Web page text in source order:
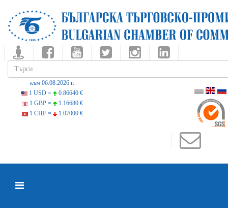
към 06.08.2026 г.
1 USD =
0.86640 €
1 GBP =
1.16680 €
1 CHF =
1.07000 €